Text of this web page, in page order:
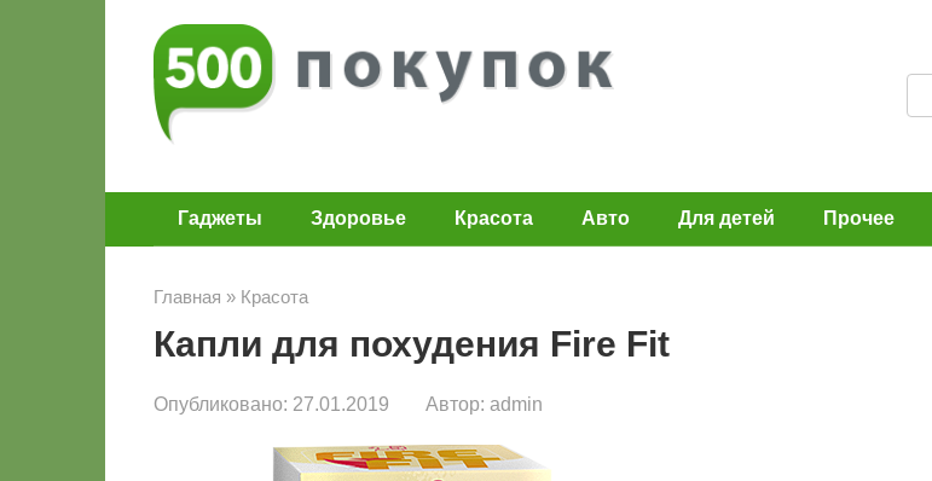
с
Гаджеты Здоровье Красота Авто Для детей Прочее
Главная » Красота
Капли для похудения Fire Fit
Опубликовано: 27.01.2019 Автор: admin